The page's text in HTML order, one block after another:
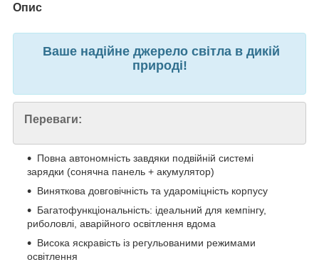
Опис
Ваше надійне джерело світла в дикій
природі!
Переваги:
Повна автономність завдяки подвійній системі
зарядки (сонячна панель + акумулятор)
Виняткова довговічність та удароміцність корпусу
Багатофункціональність: ідеальний для кемпінгу,
риболовлі, аварійного освітлення вдома
Висока яскравість із регульованими режимами
освітлення